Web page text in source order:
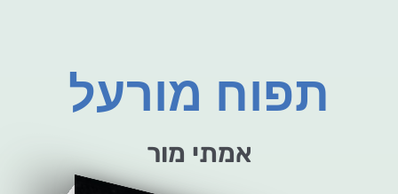
תפוח מורעל
אמתי מור